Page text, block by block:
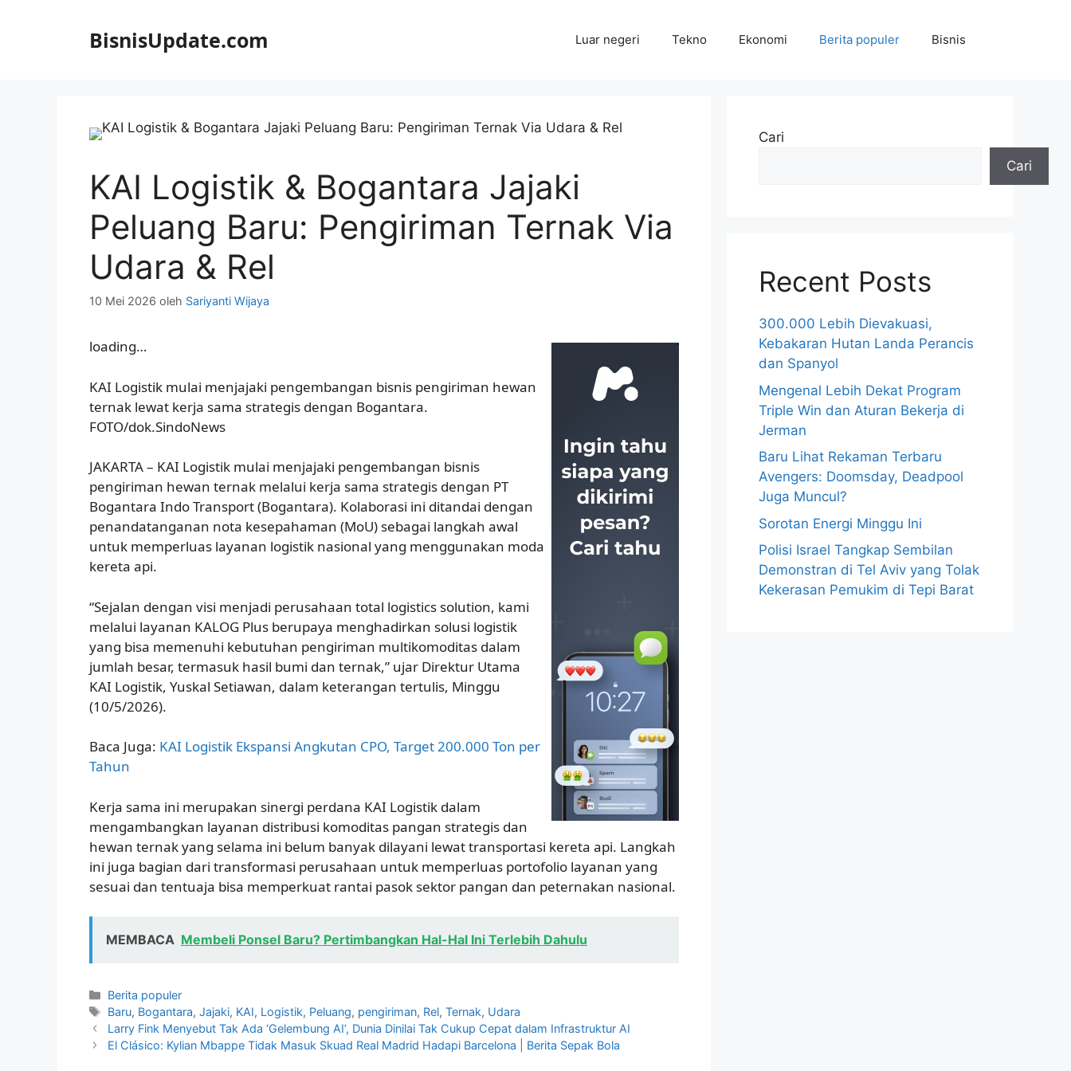
BisnisUpdate.com Luar negeri Tekno Ekonomi Berita populer Bisnis
KAI Logistik & Bogantara Jajaki
Peluang Baru: Pengiriman Ternak Via
Udara & Rel
10 Mei 2026 oleh Sariyanti Wijaya
loading…
KAI Logistik mulai menjajaki pengembangan bisnis pengiriman hewan
ternak lewat kerja sama strategis dengan Bogantara.
FOTO/dok.SindoNews
JAKARTA – KAI Logistik mulai menjajaki pengembangan bisnis
pengiriman hewan ternak melalui kerja sama strategis dengan PT
Bogantara Indo Transport (Bogantara). Kolaborasi ini ditandai dengan
penandatanganan nota kesepahaman (MoU) sebagai langkah awal
untuk memperluas layanan logistik nasional yang menggunakan moda
kereta api.
“Sejalan dengan visi menjadi perusahaan total logistics solution, kami
melalui layanan KALOG Plus berupaya menghadirkan solusi logistik
yang bisa memenuhi kebutuhan pengiriman multikomoditas dalam
jumlah besar, termasuk hasil bumi dan ternak,” ujar Direktur Utama
KAI Logistik, Yuskal Setiawan, dalam keterangan tertulis, Minggu
(10/5/2026).
Baca Juga: KAI Logistik Ekspansi Angkutan CPO, Target 200.000 Ton per
Tahun
Kerja sama ini merupakan sinergi perdana KAI Logistik dalam
mengambangkan layanan distribusi komoditas pangan strategis dan
hewan ternak yang selama ini belum banyak dilayani lewat transportasi kereta api. Langkah
ini juga bagian dari transformasi perusahaan untuk memperluas portofolio layanan yang
sesuai dan tentuaja bisa memperkuat rantai pasok sektor pangan dan peternakan nasional.
MEMBACA Membeli Ponsel Baru? Pertimbangkan Hal-Hal Ini Terlebih Dahulu
Kategori
Berita populer
Tag
Baru, Bogantara,Jajaki, KAI, Logistik, Peluang, pengiriman, Rel,Ternak, Udara
Larry Fink Menyebut Tak Ada ‘Gelembung AI’, Dunia Dinilai Tak Cukup Cepat dalam Infrastruktur AI
El Clásico: Kylian Mbappe Tidak Masuk Skuad Real Madrid Hadapi Barcelona | Berita Sepak Bola
Cari
Cari
Recent Posts
300.000 Lebih Dievakuasi,
Kebakaran Hutan Landa Perancis
dan Spanyol
Mengenal Lebih Dekat Program
Triple Win dan Aturan Bekerja di
Jerman
Baru Lihat Rekaman Terbaru
Avengers: Doomsday, Deadpool
Juga Muncul?
Sorotan Energi Minggu Ini
Polisi Israel Tangkap Sembilan
Demonstran di Tel Aviv yang Tolak
Kekerasan Pemukim di Tepi Barat